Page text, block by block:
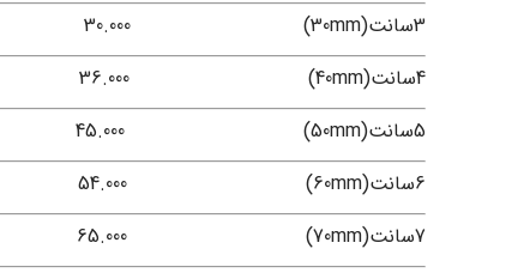
3سانت(30mm)
30.000 37.000 42.000 54.000
4سانت(40mm)
36.000 43.000 47.000 58.000
5سانت(50mm)
6سانت(60mm)
7سانت(70mm)
65.000 74.000 83.000 95.000